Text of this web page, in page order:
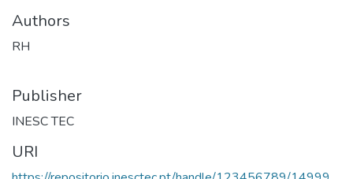
Authors
RH
Publisher
INESC TEC
URI